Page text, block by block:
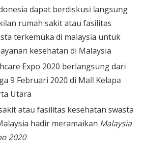
dapat berdiskusi langsung
rumah sakit atau fasilitas
terkemuka di malaysia untuk
kesehatan di Malaysia
Expo 2020 berlangsung dari
9 Februari 2020 di Mall Kelapa
Utara
atau fasilitas kesehatan swasta
hadir meramaikan Malaysia
2020